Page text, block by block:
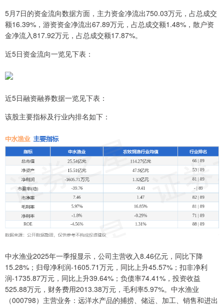
5月7日的资金流向数据方面，主力资金净流出750.03万元，占总成交
额16.39%，游资资金净流出67.89万元，占总成交额1.48%，散户资
金净流入817.92万元，占总成交额17.87%。
近5日资金流向一览见下表：
近5日融资融券数据一览见下表：
该股主要指标及行业内排名如下：
中水渔业2025年一季报显示，公司主营收入8.46亿元，同比下降
15.28%；归母净利润-1605.71万元，同比上升45.57%；扣非净利
润-1735.87万元，同比上升39.64%；负债率74.41%，投资收益
525.88万元，财务费用2013.38万元，毛利率5.97%。中水渔业
（000798）主营业务：远洋水产品的捕捞、储运、加工、销售和进出